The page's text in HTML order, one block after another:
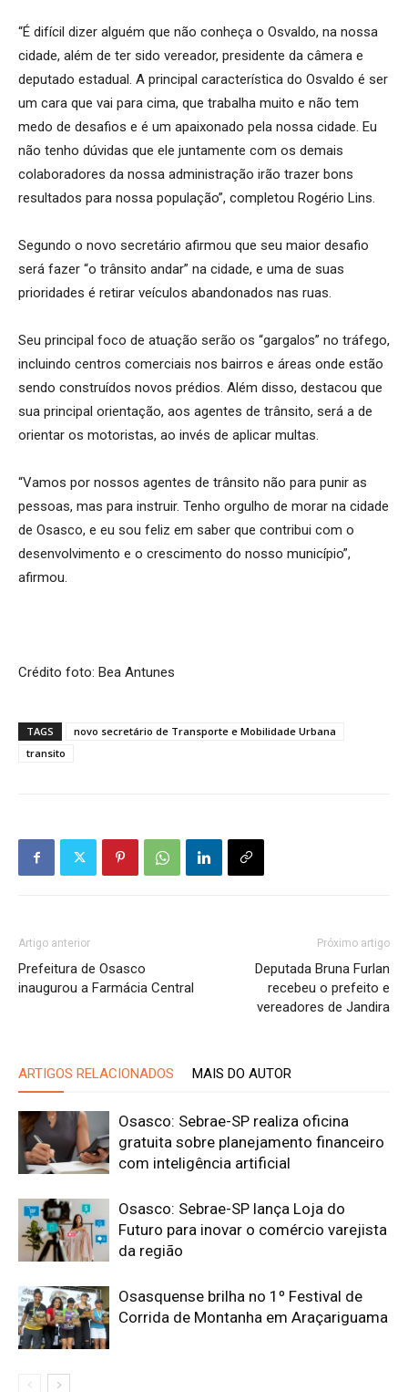
“É difícil dizer alguém que não conheça o Osvaldo, na nossa
cidade, além de ter sido vereador, presidente da câmera e
deputado estadual. A principal característica do Osvaldo é ser
um cara que vai para cima, que trabalha muito e não tem
medo de desafios e é um apaixonado pela nossa cidade. Eu
não tenho dúvidas que ele juntamente com os demais
colaboradores da nossa administração irão trazer bons
resultados para nossa população”, completou Rogério Lins.
Segundo o novo secretário afirmou que seu maior desafio
será fazer “o trânsito andar” na cidade, e uma de suas
prioridades é retirar veículos abandonados nas ruas.
Seu principal foco de atuação serão os “gargalos” no tráfego,
incluindo centros comerciais nos bairros e áreas onde estão
sendo construídos novos prédios. Além disso, destacou que
sua principal orientação, aos agentes de trânsito, será a de
orientar os motoristas, ao invés de aplicar multas.
“Vamos por nossos agentes de trânsito não para punir as
pessoas, mas para instruir. Tenho orgulho de morar na cidade
de Osasco, e eu sou feliz em saber que contribui com o
desenvolvimento e o crescimento do nosso município”,
afirmou.
Crédito foto: Bea Antunes
TAGS
novo secretário de Transporte e Mobilidade Urbana
transito
Artigo anterior
Prefeitura de Osasco
inaugurou a Farmácia Central
Próximo artigo
Deputada Bruna Furlan
recebeu o prefeito e
vereadores de Jandira
ARTIGOS RELACIONADOS MAIS DO AUTOR
Osasco: Sebrae-SP realiza oficina
gratuita sobre planejamento financeiro
com inteligência artificial
Osasco: Sebrae-SP lança Loja do
Futuro para inovar o comércio varejista
da região
Osasquense brilha no 1º Festival de
Corrida de Montanha em Araçariguama